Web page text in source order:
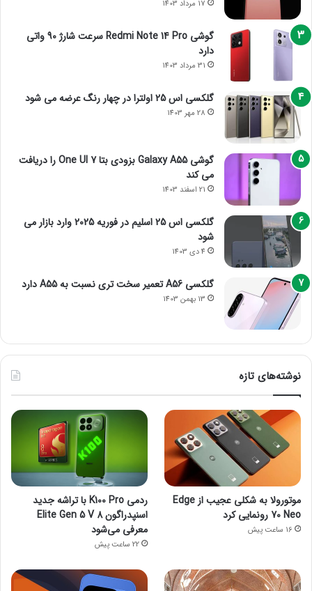
17 مرداد 1403
گوشی Redmi Note 14 Pro سرعت شارژ 90 واتی
دارد
31 مرداد 1403
گلکسی اس 25 اولترا در چهار رنگ عرضه می شود
28 مهر 1403
گوشی Galaxy A55 بزودی بتا One UI 7 را دریافت
می کند
21 اسفند 1403
گلکسی اس 25 اسلیم در فوریه 2025 وارد بازار می
شود
4 دی 1403
گلکسی A56 تعمیر سخت تری نسبت به A55 دارد
13 بهمن 1403
نوشته‌های تازه
موتورولا به شکلی عجیب از Edge
70 Neo رونمایی کرد
16 ساعت پیش
ردمی K100 Pro با تراشه جدید
اسنپدراگون 8 Elite Gen 5 V
معرفی می‌شود
22 ساعت پیش